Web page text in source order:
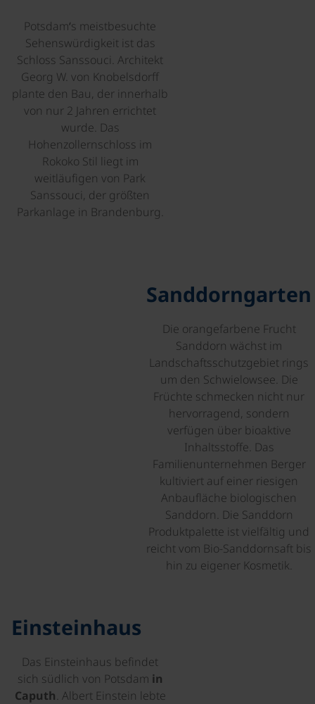
Potsdam‘s meistbesuchte
Sehenswürdigkeit ist das
Schloss Sanssouci. Architekt
Georg W. von Knobelsdorff
plante den Bau, der innerhalb
von nur 2 Jahren errichtet
wurde. Das
Hohenzollernschloss im
Rokoko Stil liegt im
weitläufigen von Park
Sanssouci, der größten
Parkanlage in Brandenburg.
Sanddorngarten
Die orangefarbene Frucht
Sanddorn wächst im
Landschaftsschutzgebiet rings
um den Schwielowsee. Die
Früchte schmecken nicht nur
hervorragend, sondern
verfügen über bioaktive
Inhaltsstoffe. Das
Familienunternehmen Berger
kultiviert auf einer riesigen
Anbaufläche biologischen
Sanddorn. Die Sanddorn
Produktpalette ist vielfältig und
reicht vom Bio-Sanddornsaft bis
hin zu eigener Kosmetik.
Einsteinhaus
Das Einsteinhaus befindet
sich südlich von Potsdam in
Caputh. Albert Einstein lebte